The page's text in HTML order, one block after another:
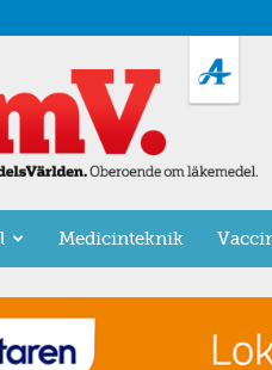
Medicinteknik